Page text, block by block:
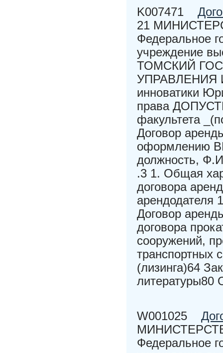
K007471
21
Федеральное
учреждение
ТОМСКИЙ
УПРАВЛЕНИЯ
инноватики
права
факультета
Договор
оформлению
должность,
.3 1. Общая
договора
арендодателя
Договор
договора
сооружений,
транспортных
(лизинга)64
литературы80
W001025
Федеральное